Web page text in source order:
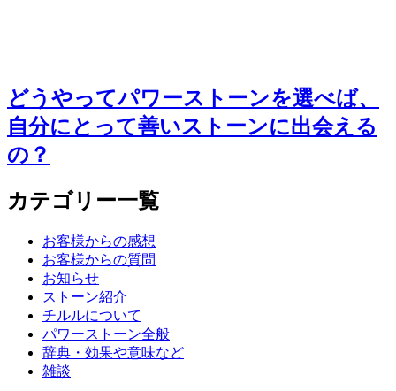
どうやってパワーストーンを選べば、
自分にとって善いストーンに出会える
の？
カテゴリー一覧
お客様からの感想
お客様からの質問
お知らせ
ストーン紹介
チルルについて
パワーストーン全般
辞典・効果や意味など
雑談